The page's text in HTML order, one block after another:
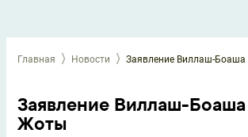
Главная Новости Заявление Виллаш-
Заявление Виллаш-
Жоты